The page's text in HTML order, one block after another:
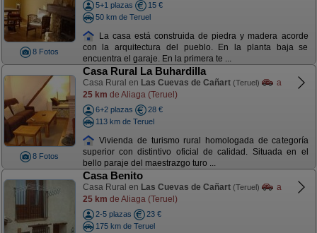
8 Fotos
5+1 plazas
15 €
50 km de Teruel
La casa está construida de piedra y madera acorde
con la arquitectura del pueblo. En la planta baja se
encuentra el garaje. En la primera te ...
8 Fotos
Casa Rural La Buhardilla
Casa Rural en Las Cuevas de Cañart (Teruel)
a
25 km de Aliaga (Teruel)
6+2 plazas
28 €
113 km de Teruel
Vivienda de turismo rural homologada de categoría
superior con distintivo oficial de calidad. Situada en el
bello paraje del maestrazgo turo ...
Casa Benito
Casa Rural en Las Cuevas de Cañart (Teruel)
a
25 km de Aliaga (Teruel)
2-5 plazas
23 €
175 km de Teruel